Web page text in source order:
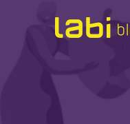
Coronavírus